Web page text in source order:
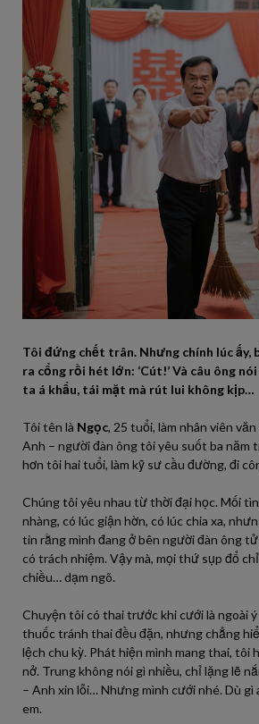
Tôi đứng chết trân. Nhưng chính lúc ấy,
ra cổng rồi hét lớn: ‘Cút!’ Và câu ông
ta á khẩu, tái mặt mà rút lui không kịp…
Tôi tên là Ngọc, 25 tuổi, làm nhân viên
Anh – người đàn ông tôi yêu suốt ba năm
hơn tôi hai tuổi, làm kỹ sư cầu đường, đi
Chúng tôi yêu nhau từ thời đại học. Mối
nhàng, có lúc giận hờn, có lúc chia xa,
tin rằng mình đang ở bên người đàn ông
có trách nhiệm. Vậy mà, mọi thứ sụp đổ
chiều… dạm ngõ.
Chuyện tôi có thai trước khi cưới là ngoài
thuốc tránh thai đều đặn, nhưng chẳng
lệch chu kỳ. Phát hiện mình mang thai, tôi
nở. Trung không nói gì nhiều, chỉ lặng lẽ
– Anh xin lỗi… Nhưng mình cưới nhé. Dù gì
em.